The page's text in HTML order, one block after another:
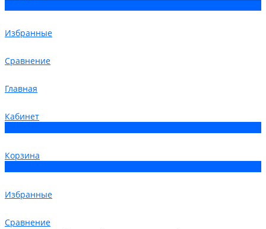
Избранные
Сравнение
Главная
Кабинет
Корзина
Избранные
Сравнение